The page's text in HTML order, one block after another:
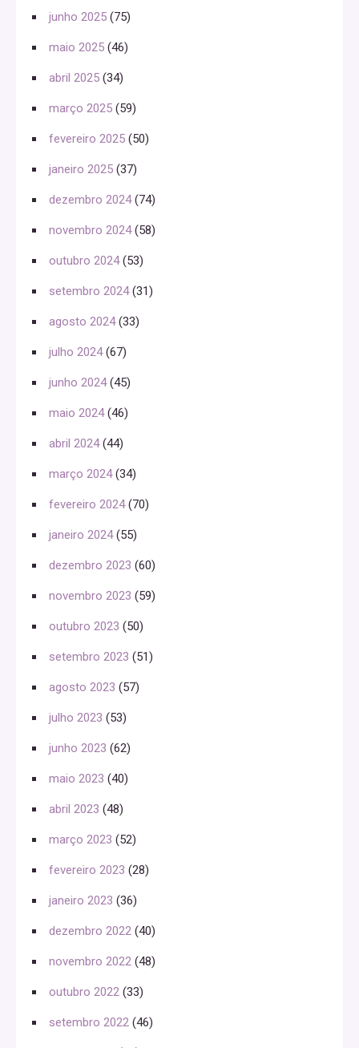
junho 2025 (75)
maio 2025 (46)
abril 2025 (34)
março 2025 (59)
fevereiro 2025 (50)
janeiro 2025 (37)
dezembro 2024(74)
novembro 2024(58)
outubro 2024(53)
setembro 2024(31)
agosto 2024(33)
julho 2024(67)
junho 2024(45)
maio 2024(46)
abril 2024(44)
março 2024(34)
fevereiro 2024(70)
janeiro 2024(55)
dezembro 2023 (60)
novembro 2023 (59)
outubro 2023 (50)
setembro 2023 (51)
agosto 2023 (57)
julho 2023 (53)
junho 2023 (62)
maio 2023 (40)
abril 2023 (48)
março 2023 (52)
fevereiro 2023 (28)
janeiro 2023 (36)
dezembro 2022 (40)
novembro 2022 (48)
outubro 2022 (33)
setembro 2022 (46)